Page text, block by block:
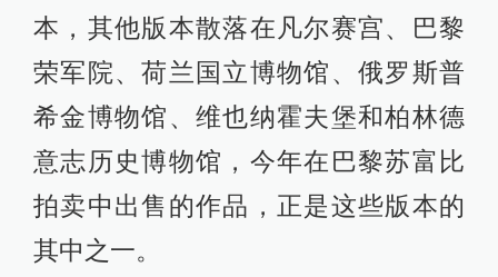
本，其他版本散落在凡尔赛宫、巴黎
荣军院、荷兰国立博物馆、俄罗斯普
希金博物馆、维也纳霍夫堡和柏林德
意志历史博物馆，今年在巴黎苏富比
拍卖中出售的作品，正是这些版本的
其中之一。